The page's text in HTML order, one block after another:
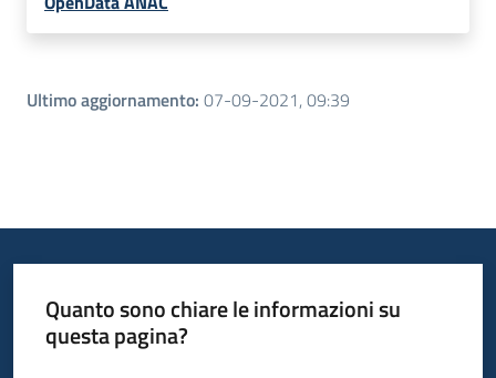
Ultimo aggiornamento: 07-09-2021, 09:39
Quanto sono chiare le informazioni su
questa pagina?